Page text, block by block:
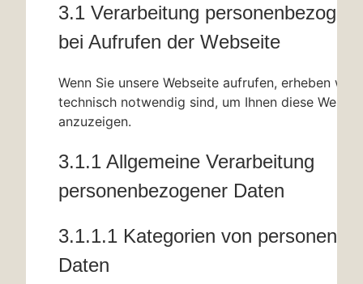
3.1 Verarbeitung
bei Aufrufen der Webseite
Wenn Sie unsere Webseite aufrufen, erheben wir
technisch notwendig sind, um Ihnen diese
anzuzeigen.
3.1.1 Allgemeine Verarbeitung
personenbezogener Daten
3.1.1.1 Kategorien von
Daten